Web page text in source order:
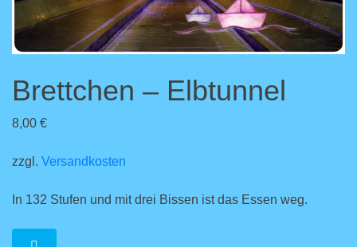
Brettchen – Elbtunnel
8,00 €
zzgl. Versandkosten
In 132 Stufen und mit drei Bissen ist das Essen weg.